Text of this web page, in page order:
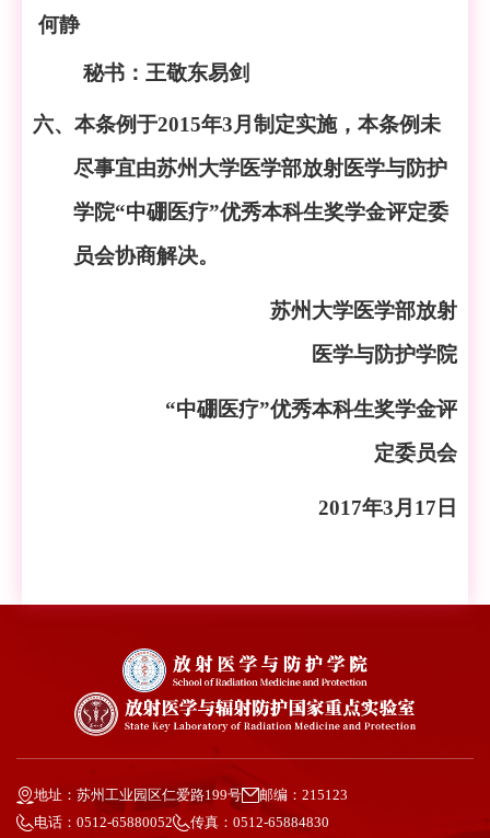
何静
秘书：王敬东易剑
六、本条例于2015年3月制定实施，本条例未
尽事宜由苏州大学医学部放射医学与防护
学院“中硼医疗”优秀本科生奖学金评定委
员会协商解决。
苏州大学医学部放射
医学与防护学院
“中硼医疗”优秀本科生奖学金评
定委员会
2017年3月17日
地址：苏州工业园区仁爱路199号
邮编：215123
电话：0512-65880052
传真：0512-65884830